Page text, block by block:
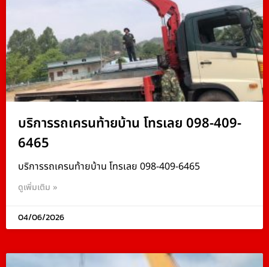
บริการรถเครนท้ายบ้าน โทรเลย 098-409-
6465
บริการรถเครนท้ายบ้าน โทรเลย 098-409-6465
ดูเพิ่มเติม »
04/06/2026